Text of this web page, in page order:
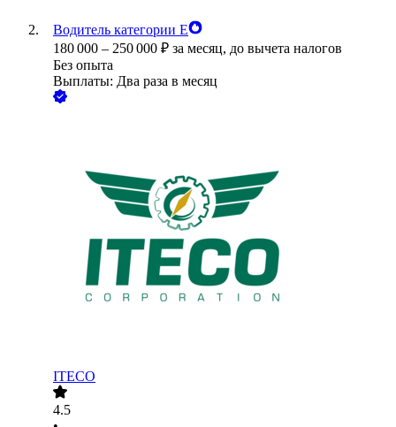
Водитель категории Е
180 000 – 250 000 ₽ за месяц, до вычета налогов
Без опыта
Выплаты: Два раза в месяц
ITECO
4.5